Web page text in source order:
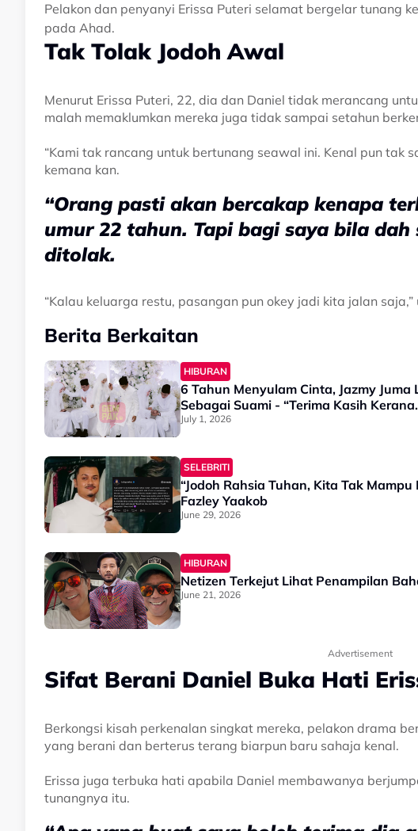
Pelakon dan penyanyi Erissa Puteri selamat bergelar tunang
pada Ahad.
Tak Tolak Jodoh Awal
Menurut Erissa Puteri, 22, dia dan Daniel tidak merancang
malah memaklumkan mereka juga tidak sampai setahun
“Kami tak rancang untuk bertunang seawal ini. Kenal pun tak
kemana kan.
“Orang pasti akan bercakap kenapa
umur 22 tahun. Tapi bagi saya bila
ditolak.
“Kalau keluarga restu, pasangan pun okey jadi kita jalan
Berita Berkaitan
HIBURAN
6 Tahun Menyulam Cinta, Jazmy
Sebagai Suami - “Terima Kasih
July 1, 2026
SELEBRITI
“Jodoh Rahsia Tuhan, Kita Tak
Fazley Yaakob
June 29, 2026
HIBURAN
Netizen Terkejut Lihat Penampilan
June 21, 2026
Advertisement
Sifat Berani Daniel Buka Hati
Berkongsi kisah perkenalan singkat mereka, pelakon drama
yang berani dan berterus terang biarpun baru sahaja kenal.
Erissa juga terbuka hati apabila Daniel membawanya
tunangnya itu.